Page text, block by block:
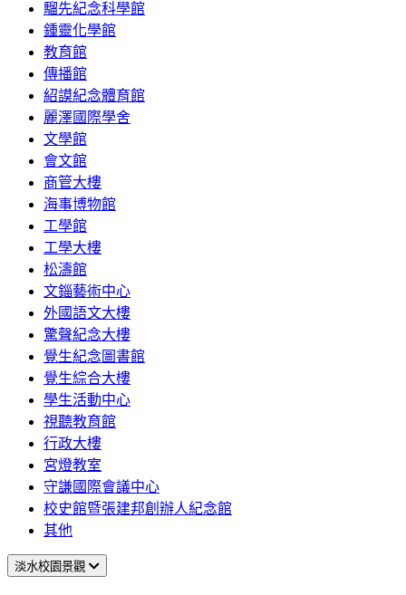
騮先紀念科學館
鍾靈化學館
教育館
傳播館
紹謨紀念體育館
麗澤國際學舍
文學館
會文館
商管大樓
海事博物館
工學館
工學大樓
松濤館
文錙藝術中心
外國語文大樓
驚聲紀念大樓
覺生紀念圖書館
覺生綜合大樓
學生活動中心
視聽教育館
行政大樓
宮燈教室
守謙國際會議中心
校史館暨張建邦創辦人紀念館
其他
淡水校園景觀